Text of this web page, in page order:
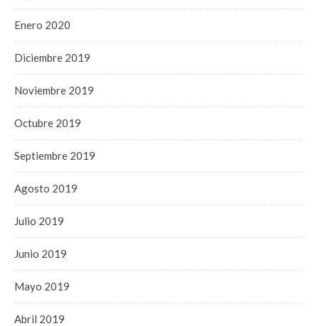
Enero 2020
Diciembre 2019
Noviembre 2019
Octubre 2019
Septiembre 2019
Agosto 2019
Julio 2019
Junio 2019
Mayo 2019
Abril 2019